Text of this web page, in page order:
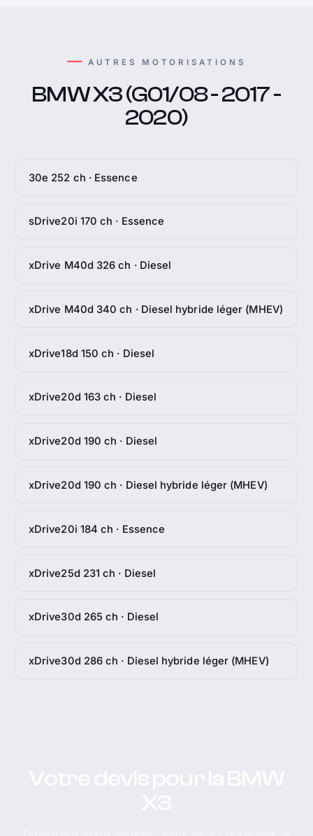
AUTRES MOTORISATIONS
BMW X3 (G01/08 - 2017 -
2020)
30e 252 ch · Essence
sDrive20i 170 ch · Essence
xDrive M40d 326 ch · Diesel
xDrive M40d 340 ch · Diesel hybride léger (MHEV)
xDrive18d 150 ch · Diesel
xDrive20d 163 ch · Diesel
xDrive20d 190 ch · Diesel
xDrive20d 190 ch · Diesel hybride léger (MHEV)
xDrive20i 184 ch · Essence
xDrive25d 231 ch · Diesel
xDrive30d 265 ch · Diesel
xDrive30d 286 ch · Diesel hybride léger (MHEV)